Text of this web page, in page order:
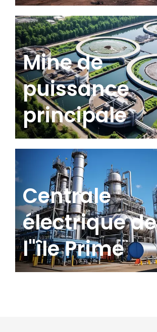
Mine de
puissance
principale
Centrale
électrique de
l"île Prime